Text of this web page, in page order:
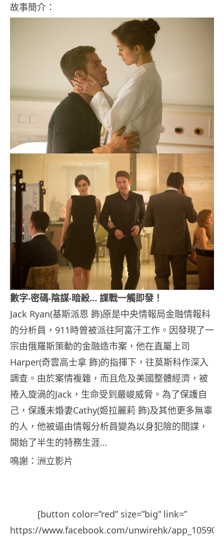
故事簡介：
數字‧密碼‧陰謀‧暗殺… 諜戰一觸即發！
Jack Ryan(基斯派恩 飾)原是中央情報局金融情報科
的分析員，911時曾被派往阿富汗工作。因發現了一
宗由俄羅斯策動的金融造市案，他在直屬上司
Harper(奇雲高士拿 飾)的指揮下，往莫斯科作深入
調查。由於案情複雜，而且危及美國整體經濟，被
捲入旋渦的Jack，生命受到嚴峻威脅。為了保護自
己，保護未婚妻Cathy(姬拉麗莉 飾)及其他更多無辜
的人，他被逼由情報分析員變為以身犯險的間諜，
開始了半生的特務生涯…
鳴謝：洲立影片
[button color=”red” size=”big” link=”
https://www.facebook.com/unwirehk/